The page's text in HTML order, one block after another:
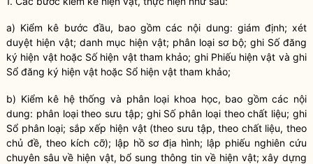
a) Kiểm kê bước đầu, bao gồm các nội dung: giám định; xét
duyệt hiện vật; danh mục hiện vật; phân loại sơ bộ; ghi Số đăng
ký hiện vật hoặc Số hiện vật tham khảo; ghi Phiếu hiện vật và ghi
Sổ đăng ký hiện vật hoặc Sổ hiện vật tham khảo;
b) Kiểm kê hệ thống và phân loại khoa học, bao gồm các nội
dung: phân loại theosưu tập; ghi Số phân loại theo chất liệu; ghi
Sổ phân loại; sắp xếp hiện vật (theo sưu tập, theo chất liệu, theo
chủ đề, theo kích cỡ); lập hồ sơ địa hình; lập phiếu nghiên cứu
chuyên sâu về hiện vật, bổ sung thông tin về hiện vật; xây dựng